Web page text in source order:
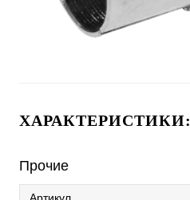
ХАРАКТЕРИСТИКИ:
Прочие